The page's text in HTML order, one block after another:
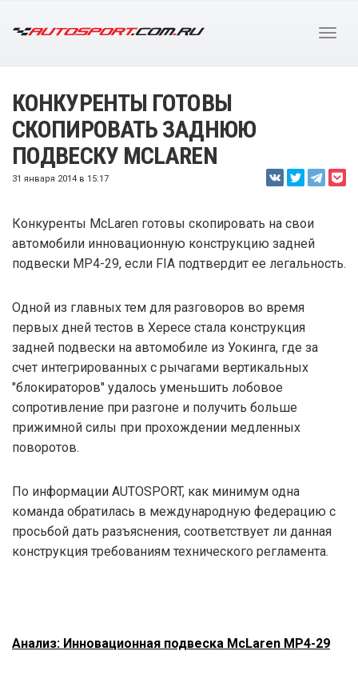
КОНКУРЕНТЫ ГОТОВЫ
СКОПИРОВАТЬ ЗАДНЮЮ
ПОДВЕСКУ MCLAREN
31 января 2014 в 15:17
Конкуренты McLaren готовы скопировать на свои
автомобили инновационную конструкцию задней
подвески МР4-29, если FIA подтвердит ее легальность.
Одной из главных тем для разговоров во время
первых дней тестов в Хересе стала конструкция
задней подвески на автомобиле из Уокинга, где за
счет интегрированных с рычагами вертикальных
"блокираторов" удалось уменьшить лобовое
сопротивление при разгоне и получить больше
прижимной силы при прохождении медленных
поворотов.
По информации AUTOSPORT, как минимум одна
команда обратилась в международную федерацию с
просьбой дать разъяснения, соответствует ли данная
конструкция требованиям технического регламента.
Анализ: Инновационная подвеска McLaren MP4-29